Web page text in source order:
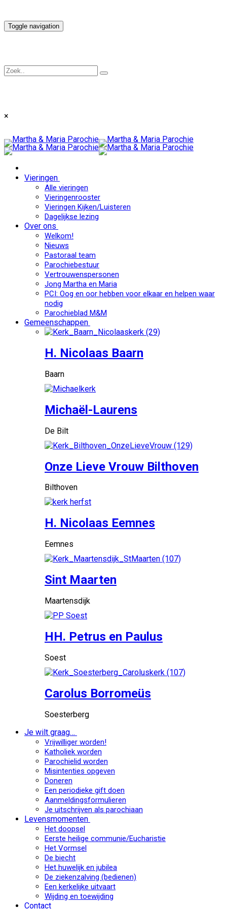
Toggle navigation
×
Vieringen
Alle vieringen
Vieringenrooster
Vieringen Kijken/Luisteren
Dagelijkse lezing
Over ons
Welkom!
Nieuws
Pastoraal team
Parochiebestuur
Vertrouwenspersonen
Jong Martha en Maria
PCI: Oog en oor hebben voor elkaar en helpen waar
nodig
Parochieblad M&M
Gemeenschappen
H. Nicolaas Baarn
Baarn
Michaël-Laurens
De Bilt
Onze Lieve Vrouw Bilthoven
Bilthoven
H. Nicolaas Eemnes
Eemnes
Sint Maarten
Maartensdijk
HH. Petrus en Paulus
Soest
Carolus Borromeüs
Soesterberg
Je wilt graag…
Vrijwilliger worden!
Katholiek worden
Parochielid worden
Misintenties opgeven
Doneren
Een periodieke gift doen
Aanmeldingsformulieren
Je uitschrijven als parochiaan
Levensmomenten
Het doopsel
Eerste heilige communie/Eucharistie
Het Vormsel
De biecht
Het huwelijk en jubilea
De ziekenzalving (bedienen)
Een kerkelijke uitvaart
Wijding en toewijding
Contact